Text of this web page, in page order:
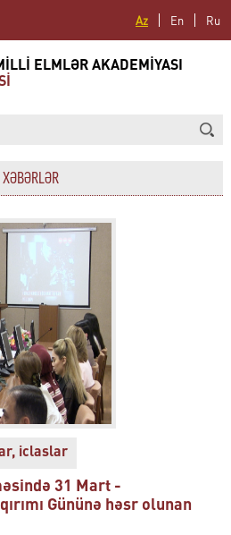
Az En Ru
ELMLƏR AKADEMİYASI
XƏBƏRLƏR
iclaslar
31 Mart -
Gününə həsr olunan